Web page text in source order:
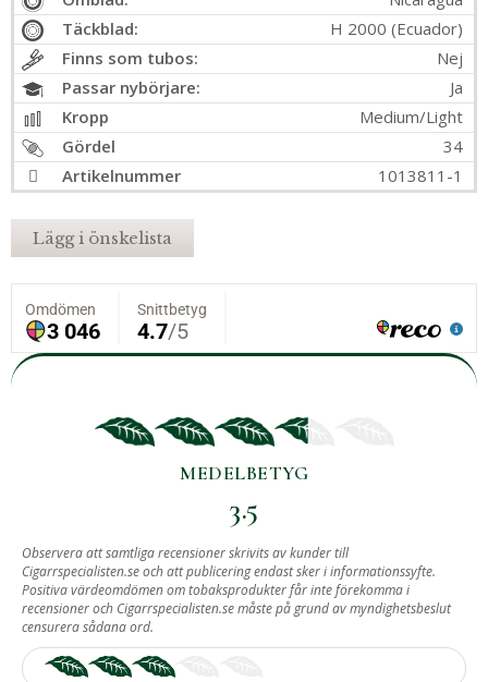
Täckblad:
H 2000 (Ecuador)
Finns som tubos:
Nej
Passar nybörjare:
Ja
Kropp
Medium/Light
Gördel
34
Artikelnummer
1013811-1
Lägg i önskelista
MEDELBETYG
3.5
BASERAT PÅ
7
Observera att samtliga recensioner skrivits av kunder till
Cigarrspecialisten.se och att publicering endast sker i informationssyfte.
Positiva värdeomdömen om tobaksprodukter får inte förekomma i
recensioner och Cigarrspecialisten.se måste på grund av myndighetsbeslut
censurera sådana ord.